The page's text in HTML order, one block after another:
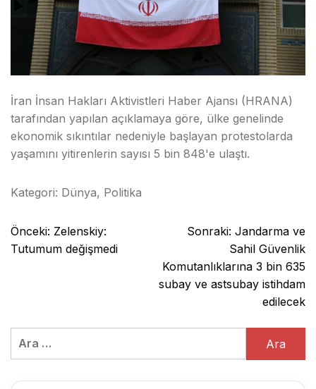
İran İnsan Hakları Aktivistleri Haber Ajansı (HRANA)
tarafından yapılan açıklamaya göre, ülke genelinde
ekonomik sıkıntılar nedeniyle başlayan protestolarda
yaşamını yitirenlerin sayısı 5 bin 848'e ulaştı.
Kategori: Dünya, Politika
Yazı
gezinmesi
Önceki: Zelenskiy:
Tutumum değişmedi
Sonraki: Jandarma ve
Sahil Güvenlik
Komutanlıklarına 3 bin 635
subay ve astsubay istihdam
edilecek
Arama: